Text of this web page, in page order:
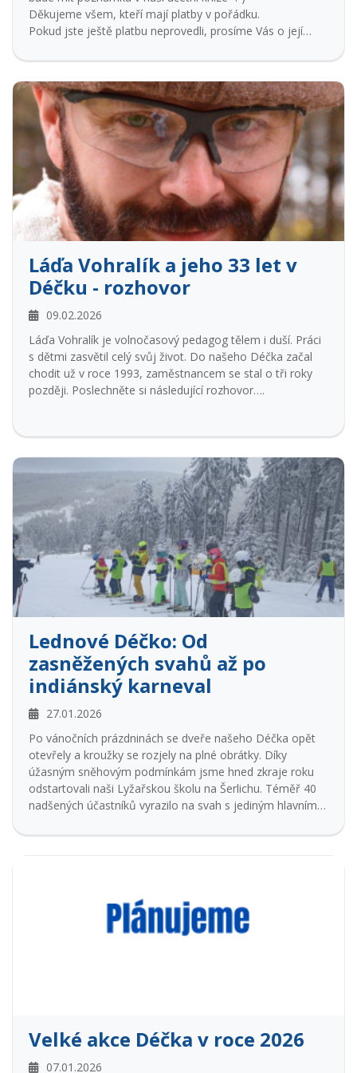
Děkujeme všem, kteří mají platby v pořádku.
Pokud jste ještě platbu neprovedli, prosíme Vás o její
Láďa Vohralík a jeho 33 let v
Déčku - rozhovor
09.02.2026
Láďa Vohralík je volnočasový pedagog tělem i duší. Práci
s dětmi zasvětil celý svůj život. Do našeho Déčka začal
chodit už v roce 1993, zaměstnancem se stal o tři roky
později. Poslechněte si následující rozhovor….
Lednové Déčko: Od
zasněžených svahů až po
indiánský karneval
27.01.2026
Po vánočních prázdninách se dveře našeho Déčka opět
otevřely a kroužky se rozjely na plné obrátky. Díky
úžasným sněhovým podmínkám jsme hned zkraje roku
odstartovali naši Lyžařskou školu na Šerlichu. Téměř 40
nadšených účastníků vyrazilo na svah s jediným hlavním
čerstvém vzduchu.
kolegové z Dobrušky a Kostelce nad Orlicí, aby společně
pilovali výukové techniky a metody vedení skupin. Domů
si odnesli spoustu nové motivace do práce s dětmi.
Tajemství lednové noci“. Děti během večerní hry
Velké akce Déčka v roce 2026
07.01.2026